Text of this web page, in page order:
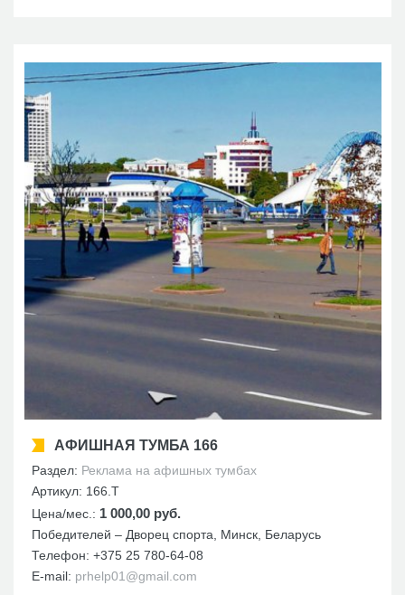
АФИШНАЯ ТУМБА 166
Раздел: Реклама на афишных тумбах
Артикул: 166.T
Цена/мес.: 1 000,00 руб.
Победителей – Дворец спорта, Минск, Беларусь
Телефон: +375 25 780-64-08
E-mail: prhelp01@gmail.com